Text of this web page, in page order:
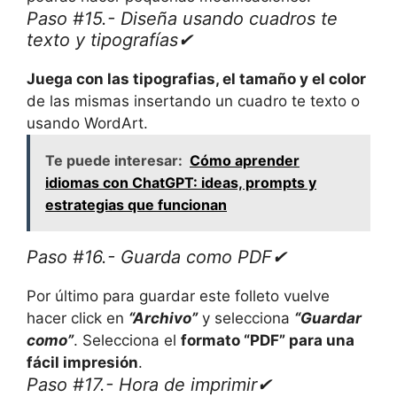
Paso #15.- Diseña usando cuadros te
texto y tipografías✔
Juega con las tipografias, el tamaño y el color
de las mismas insertando un cuadro te texto o
usando WordArt.
Te puede interesar: Cómo aprender
idiomas con ChatGPT: ideas, prompts y
estrategias que funcionan
Paso #16.- Guarda como PDF✔
Por último para guardar este folleto vuelve
hacer click en “Archivo”y selecciona “Guardar
como”. Selecciona el formato “PDF” para una
fácil impresión.
Paso #17.- Hora de imprimir✔